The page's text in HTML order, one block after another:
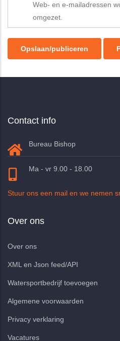
Web- en e-mailadressen
omgezet.
Contact info
Bureau Bishop
Ma - vr 9.00 - 18.00
Stuur ons een mail en we nemen
Over ons
Over ons
XML en Json feed/API
Watersportbedrijf toevoegen
Algemene voorwaarden
Privacy verklaring
Vacatures